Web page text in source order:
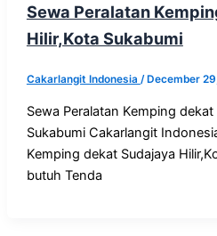
Sewa Peralatan
Hilir,Kota Sukabumi
Cakarlangit Indonesia / December
Sewa Peralatan Kemping dekat
Sukabumi Cakarlangit
Kemping dekat Sudajaya
butuh Tenda